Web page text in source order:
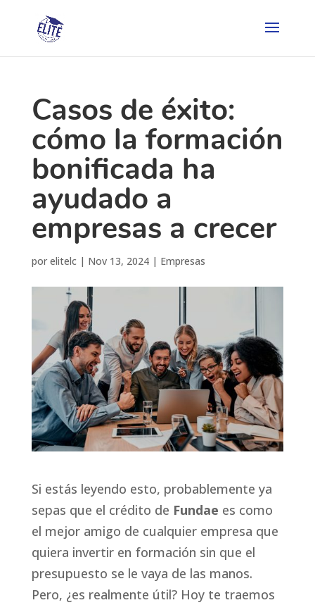
Casos de éxito:
cómo la formación
bonificada ha
ayudado a
empresas a crecer
por elitelc| Nov 13, 2024| Empresas
Si estás leyendo esto, probablemente ya
sepas que el crédito de Fundae es como
el mejor amigo de cualquier empresa que
quiera invertir en formación sin que el
presupuesto se le vaya de las manos.
Pero, ¿es realmente útil? Hoy te traemos